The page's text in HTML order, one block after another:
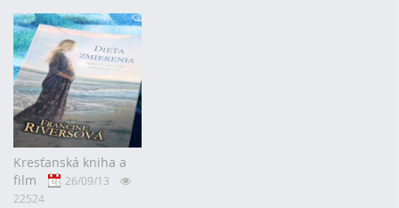
Kresťanská kniha a
film
26/09/13
22524